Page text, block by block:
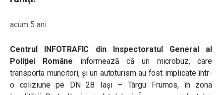
acum 5 ani
Centrul INFOTRAFIC din Inspectoratul General al
Poliției Române
informează că un microbuz, care
transporta muncitori, și un autoturism au fost implicate într-
o coliziune pe DN 28 Iași – Târgu Frumos, în zona